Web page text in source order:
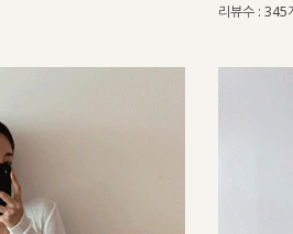
리뷰수 : 345